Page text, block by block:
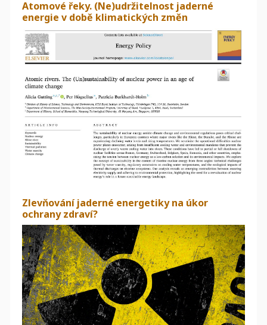
Atomové řeky. (Ne)udržitelnost jaderné
energie v době klimatických změn
Zlevňování jaderné energetiky na úkor
ochrany zdraví?